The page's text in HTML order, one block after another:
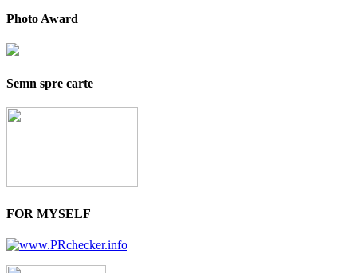
Photo Award
Semn spre carte
FOR MYSELF